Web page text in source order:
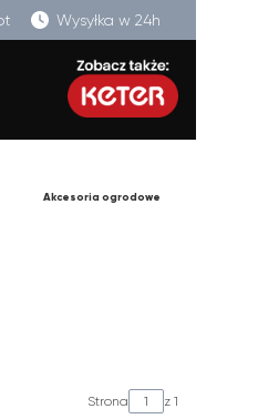
Wysyłka w 24h
w koszyku: 0. Zobacz
Akcesoria ogrodowe
Strona z 1